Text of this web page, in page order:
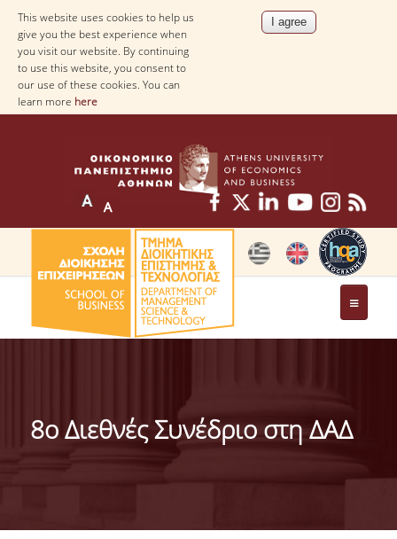
This website uses cookies to help us
give you the best experience when
you visit our website. By continuing
to use this website, you consent to
our use of these cookies. You can
learn more here
THE DEPARTMENT
IDENTITY OF THE DEPARTMENT
MISSION OF THE DEPARTMENT
8ο Διεθνές Συνέδριο στη ΔΑΔ